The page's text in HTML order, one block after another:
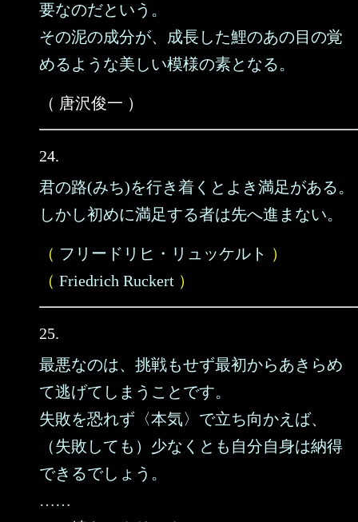
要なのだという。
その泥の成分が、成長した鯉のあの目の覚
めるような美しい模様の素となる。
（ 唐沢俊一 ）
24.
君の路(みち)を行き着くとよき満足がある。
しかし初めに満足する者は先へ進まない。
（ フリードリヒ・リュッケルト ）
（ Friedrich Ruckert ）
25.
最悪なのは、挑戦もせず最初からあきらめ
て逃げてしまうことです。
失敗を恐れず〈本気〉で立ち向かえば、
（失敗しても）少なくとも自分自身は納得
できるでしょう。
……